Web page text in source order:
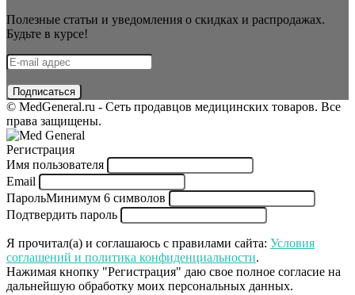
Полезные статьи и уведомления о скидках и распродажах.
Будьте в курсе!
© MedGeneral.ru - Сеть продавцов медицинских товаров. Все
права защищены.
Регистрация
Имя пользователя
Email
ПарольМинимум 6 символов
Подтвердить пароль
Я прочитал(а) и соглашаюсь с правилами сайта: Условия
соглашений и политика конфиденциальности.
Нажимая кнопку "Регистрация" даю свое полное согласие на
дальнейшую обработку моих персональных данных.